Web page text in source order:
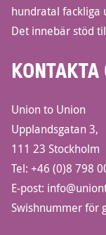
hundratal fackliga
Det innebär stöd
KONTAKTA
Union to Union
Upplandsgatan 3,
111 23 Stockholm
Tel: +46 (0)8 798
E-post:
Swishnummer för